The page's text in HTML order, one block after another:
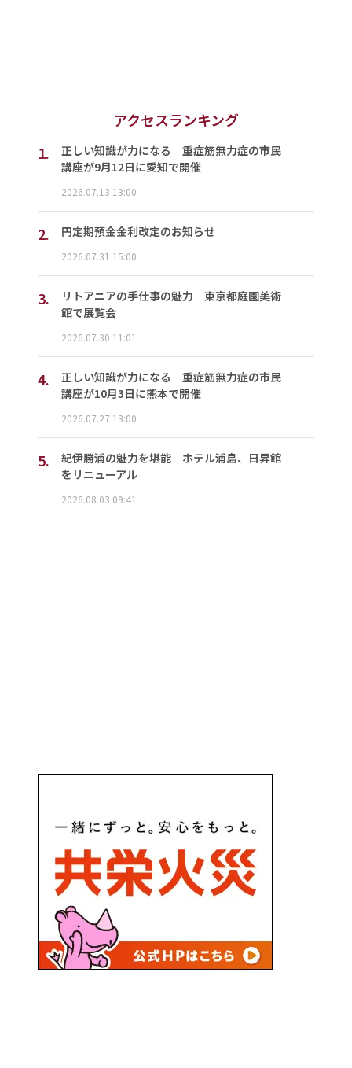
アクセスランキング
1.
正しい知識が力になる 重症筋無力症の市民
講座が9月12日に愛知で開催
2026.07.13 13:00
2. 円定期預金金利改定のお知らせ
2026.07.31 15:00
3.
リトアニアの手仕事の魅力 東京都庭園美術
館で展覧会
2026.07.30 11:01
4.
正しい知識が力になる 重症筋無力症の市民
講座が10月3日に熊本で開催
2026.07.27 13:00
5.
紀伊勝浦の魅力を堪能 ホテル浦島、日昇館
をリニューアル
2026.08.03 09:41